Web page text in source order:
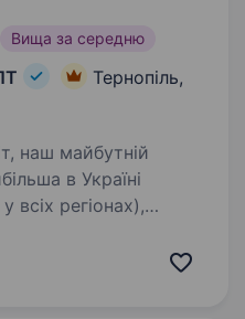
Вища за середню
Тернопіль,
всіх регіонах),
послуги та купити